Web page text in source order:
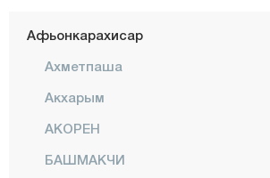
Афьонкарахисар
Ахметпаша
Акхарым
АКОРЕН
БАШМАКЧИ